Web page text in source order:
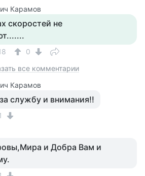
Карамов
скоростей не
0
все комментарии
Карамов
службу и внимания!!
и Добра Вам и